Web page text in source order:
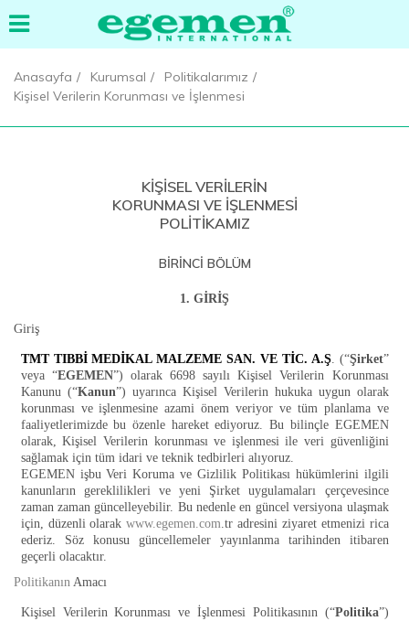
Anasayfa Kurumsal
Politikalarımız
Kişisel Verilerin Korunması ve İşlenmesi
KİŞİSEL VERİLERİN
KORUNMASI VE İŞLENMESİ
POLİTİKAMIZ
BİRİNCİ BÖLÜM
1. GİRİŞ
Giriş
TMT TIBBİ MEDİKAL MALZEME SAN. VE TİC. A.Ş. (“Şirket”
veya “EGEMEN”) olarak 6698 sayılı Kişisel Verilerin Korunması
Kanunu (“Kanun”) uyarınca Kişisel Verilerin hukuka uygun olarak
korunması ve işlenmesine azami önem veriyor ve tüm planlama ve
faaliyetlerimizde bu özenle hareket ediyoruz. Bu bilinçle EGEMEN
olarak, Kişisel Verilerin korunması ve işlenmesi ile veri güvenliğini
sağlamak için tüm idari ve teknik tedbirleri alıyoruz.
EGEMEN işbu Veri Koruma ve Gizlilik Politikası hükümlerini ilgili
kanunların gereklilikleri ve yeni Şirket uygulamaları çerçevesince
zaman zaman güncelleyebilir. Bu nedenle en güncel versiyona ulaşmak
için, düzenli olarakwww.egemen.com .tr adresini ziyaret etmenizi rica
ederiz. Söz konusu güncellemeler yayınlanma tarihinden itibaren
geçerli olacaktır.
Politikanın Amacı
Kişisel Verilerin Korunması ve İşlenmesi Politikasının (“Politika”)